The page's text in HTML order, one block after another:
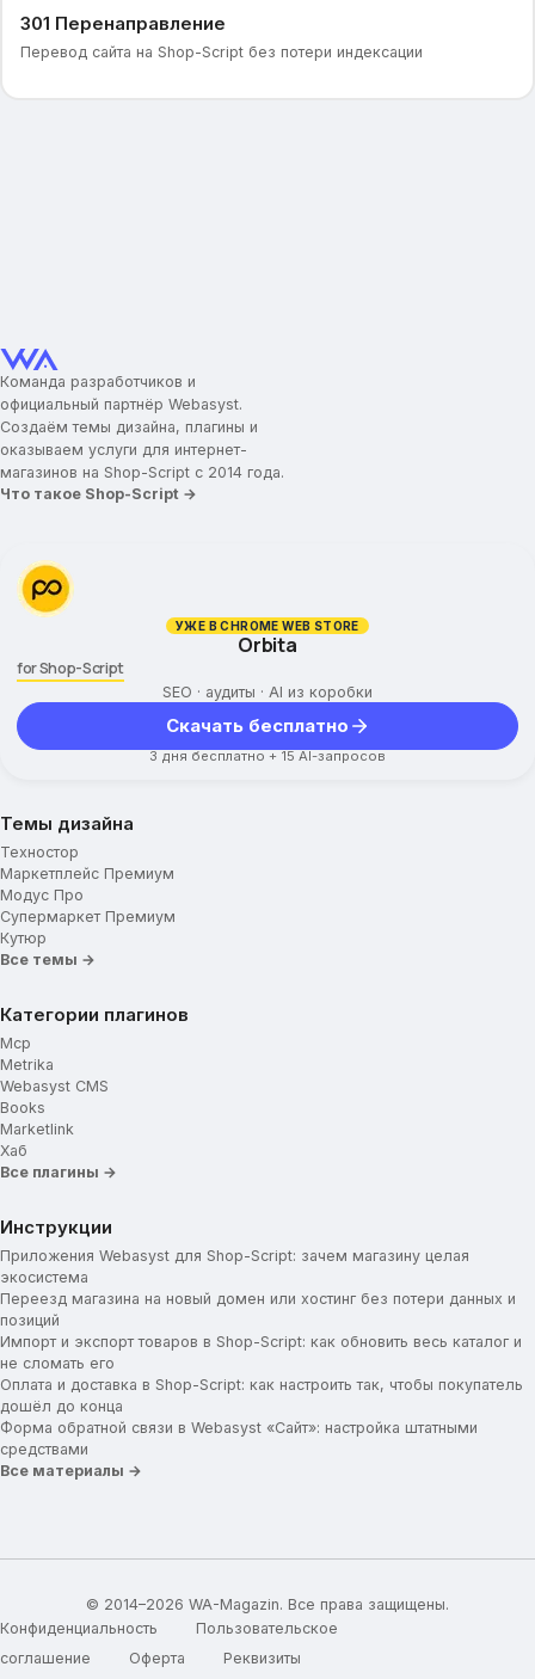
301 Перенаправление
Перевод сайта на Shop-Script без потери индексации
Команда разработчиков и
официальный партнёр Webasyst.
Создаём темы дизайна, плагины и
оказываем услуги для интернет-
магазинов на Shop-Script с 2014 года.
Что такое Shop-Script →
УЖЕ В CHROME WEB STORE
Orbita
for Shop-Script
SEO · аудиты · AI из коробки
Скачать бесплатно
3 дня бесплатно + 15 AI-запросов
Темы дизайна
Техностор
Маркетплейс Премиум
Модус Про
Супермаркет Премиум
Кутюр
Все темы →
Категории плагинов
Mcp
Metrika
Webasyst CMS
Books
Marketlink
Хаб
Все плагины →
Инструкции
Приложения Webasyst для Shop-Script: зачем магазину целая
экосистема
Переезд магазина на новый домен или хостинг без потери данных и
позиций
Импорт и экспорт товаров в Shop-Script: как обновить весь каталог и
не сломать его
Оплата и доставка в Shop-Script: как настроить так, чтобы покупатель
дошёл до конца
Форма обратной связи в Webasyst «Сайт»: настройка штатными
средствами
Все материалы →
© 2014–2026 WA-Magazin. Все права защищены.
Конфиденциальность
Пользовательское
соглашение
Оферта Реквизиты